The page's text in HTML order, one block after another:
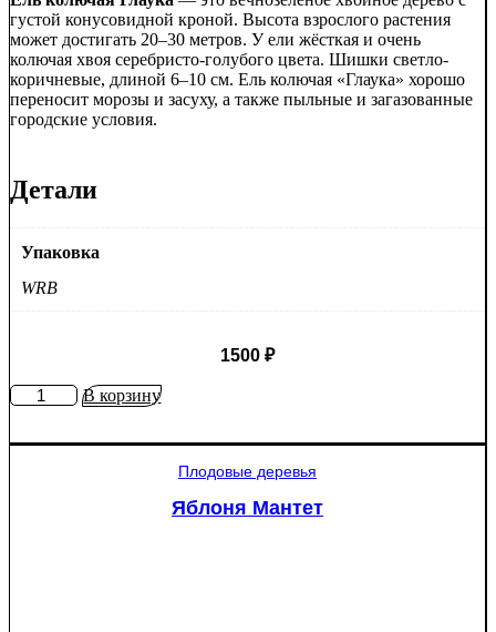
густой конусовидной кроной. Высота взрослого растения
может достигать 20–30 метров. У ели жёсткая и очень
колючая хвоя серебристо-голубого цвета. Шишки светло-
коричневые, длиной 6–10 см. Ель колючая «Глаука» хорошо
переносит морозы и засуху, а также пыльные и загазованные
городские условия.
Детали
Упаковка
WRB
1500 ₽
КоличествоВ корзину
Плодовые деревья
Яблоня Мантет